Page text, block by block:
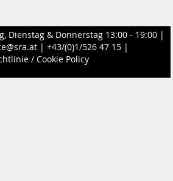
Dienstag & Donnerstag 13:00 - 19:00 |
| +43/(0)1/526 47 15 |
/ Cookie Policy